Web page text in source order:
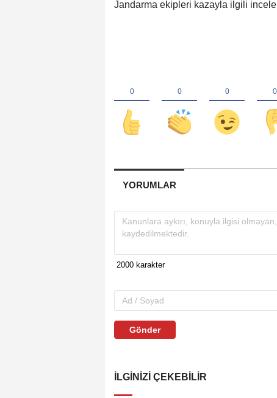
Jandarma ekipleri kazayla ilgili
YORUMLAR
Gönder
İLGINIZI ÇEKEBILIR